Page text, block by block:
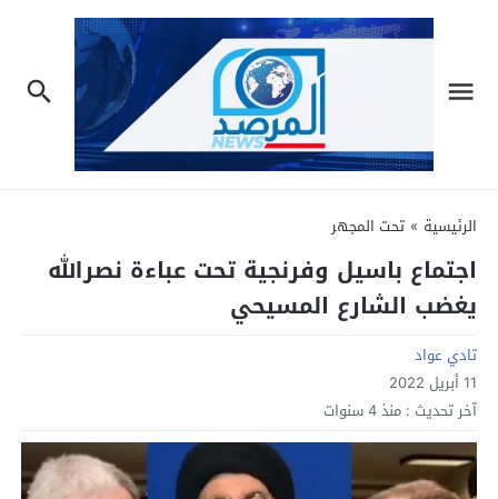
الرئيسية » تحت المجهر
اجتماع باسيل وفرنجية تحت عباءة نصرالله
يغضب الشارع المسيحي
تادي عواد
11 أبريل 2022
آخر تحديث : منذ 4 سنوات